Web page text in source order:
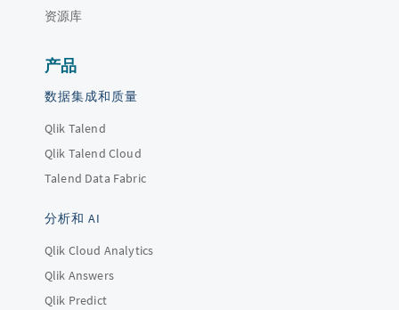
资源库
产品
数据集成和质量
Qlik Talend
Qlik Talend Cloud
Talend Data Fabric
分析和 AI
Qlik Cloud Analytics
Qlik Answers
Qlik Predict